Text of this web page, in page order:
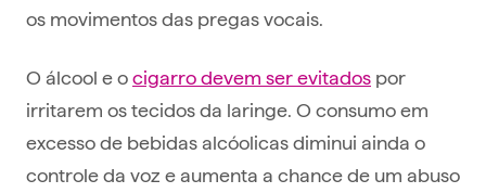
os movimentos das pregas vocais.
O álcool e ocigarro devem ser evitados por
irritarem os tecidos da laringe. O consumo em
excesso de bebidas alcóolicas diminui ainda o
controle da voz e aumenta a chance de um abuso